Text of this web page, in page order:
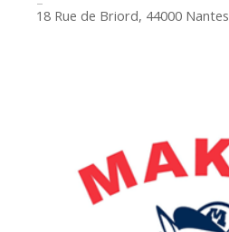
18 Rue de Briord, 44000 Nantes